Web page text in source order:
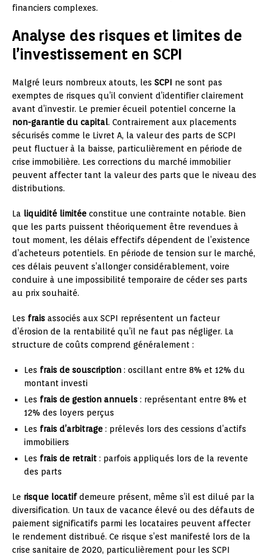
financiers complexes.
Analyse des risques et limites de
l’investissement en SCPI
Malgré leurs nombreux atouts, les SCPI ne sont pas
exemptes de risques qu’il convient d’identifier clairement
avant d’investir. Le premier écueil potentiel concerne la
non-garantie du capital. Contrairement aux placements
sécurisés comme le Livret A, la valeur des parts de SCPI
peut fluctuer à la baisse, particulièrement en période de
crise immobilière. Les corrections du marché immobilier
peuvent affecter tant la valeur des parts que le niveau des
distributions.
La liquidité limitée constitue une contrainte notable. Bien
que les parts puissent théoriquement être revendues à
tout moment, les délais effectifs dépendent de l’existence
d’acheteurs potentiels. En période de tension sur le marché,
ces délais peuvent s’allonger considérablement, voire
conduire à une impossibilité temporaire de céder ses parts
au prix souhaité.
Les frais associés aux SCPI représentent un facteur
d’érosion de la rentabilité qu’il ne faut pas négliger. La
structure de coûts comprend généralement :
Les frais de souscription : oscillant entre 8% et 12% du
montant investi
Les frais de gestion annuels : représentant entre 8% et
12% des loyers perçus
Les frais d’arbitrage : prélevés lors des cessions d’actifs
immobiliers
Les frais de retrait : parfois appliqués lors de la revente
des parts
Le risque locatifdemeure présent, même s’il est dilué par la
diversification. Un taux de vacance élevé ou des défauts de
paiement significatifs parmi les locataires peuvent affecter
le rendement distribué. Ce risque s’est manifesté lors de la
crise sanitaire de 2020, particulièrement pour les SCPI